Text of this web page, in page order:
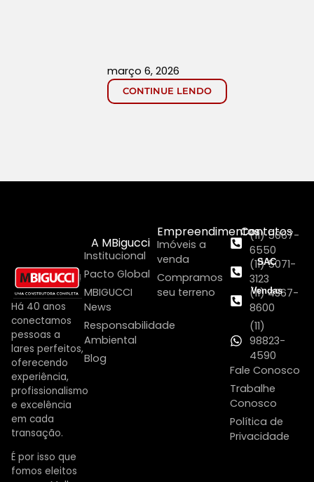
CONTINUE LENDO
março 6, 2026
Há 40 anos
conectamos
pessoas a
lares perfeitos,
oferecendo
experiência,
profissionalismo
e excelência
em cada
transação.
É por isso que
fomos eleitos
A MBigucci
Institucional
Pacto Global
MBIGUCCI
News
Responsabilidade
Ambiental
Blog
Empreendimentos
Imóveis a
venda
Compramos
seu terreno
Contatos
(11) 5067-
6550
SAC
(11) 5071-
3123
Vendas
(11) 4367-
8600
(11)
98823-
4590
Fale Conosco
Trabalhe
Conosco
Política de
Privacidade